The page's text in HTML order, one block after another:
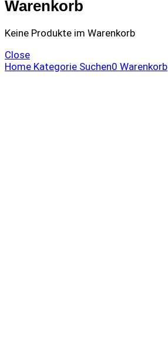
Warenkorb
Keine Produkte im Warenkorb
Close
Home Kategorie Suchen0 Warenkorb